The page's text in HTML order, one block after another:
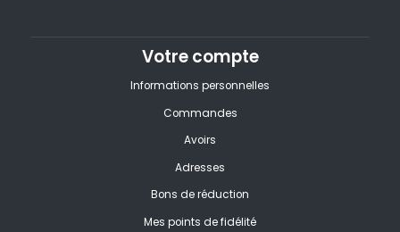
Votre compte
Informations personnelles
Commandes
Avoirs
Adresses
Bons de réduction
Mes points de fidélité